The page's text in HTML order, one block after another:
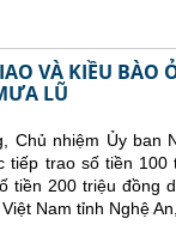
VÀ KIỀU BÀO
LŨ
Chủ nhiệm Ủy ban
trao số tiền 100
tiền 200 triệu đồng
Nam tỉnh Nghệ